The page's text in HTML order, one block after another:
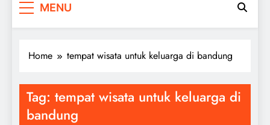
MENU
Home tempat wisata untuk keluarga di bandung
Tag: tempat wisata untuk keluarga di
bandung